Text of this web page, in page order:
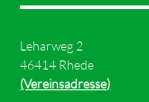
Leharweg 2
46414 Rhede
(Vereinsadresse)